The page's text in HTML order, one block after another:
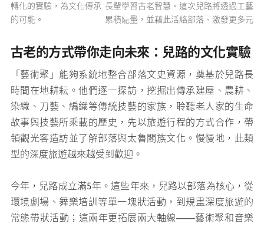
承 長輩學習古老智慧。這次兒路將透過工藝轉化的實驗，為文化傳承
累積能量，並藉此活絡部落、激發更多元的可能。
古老的方式帶你走向未來：兒路的文化實驗
「藝術聚」能夠系統地整合部落文史資源，奠基於兒路長
時間在地耕耘。他們逐一探訪，挖掘出傳承建屋、農耕、
染織、刀藝、編織等傳統技藝的家族，聆聽老人家的生命
故事與技藝所乘載的歷史，先以旅遊行程的方式合作，帶
領觀光客造訪並了解部落與太魯閣族文化。慢慢地，此類
型的深度旅遊越來越受到歡迎。
今年，兒路成立滿5年。這些年來，兒路以部落為核心，從
環境劇場、舞樂培訓等單一塊狀活動，到規畫深度旅遊的
常態帶狀活動；這兩年更拓展兩大軸線——藝術聚和音樂